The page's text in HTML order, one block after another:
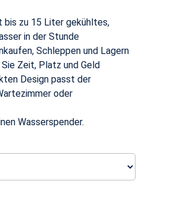
zu 15 Liter gekühltes,
in der Stunde
Schleppen und Lagern
Zeit, Platz und Geld
Design passt der
oder
Wasserspender.